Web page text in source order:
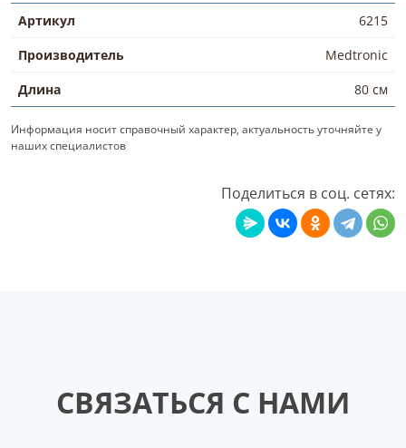
Артикул
6215
Производитель
Medtronic
Длина
80 см
Информация носит справочный характер, актуальность уточняйте у
наших специалистов
Поделиться в соц. сетях:
СВЯЗАТЬСЯ С НАМИ